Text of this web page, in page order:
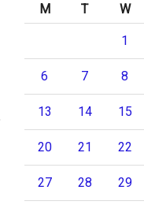
M
T W
1
6 7 8
13 14 15
20 21 22
27 28 29